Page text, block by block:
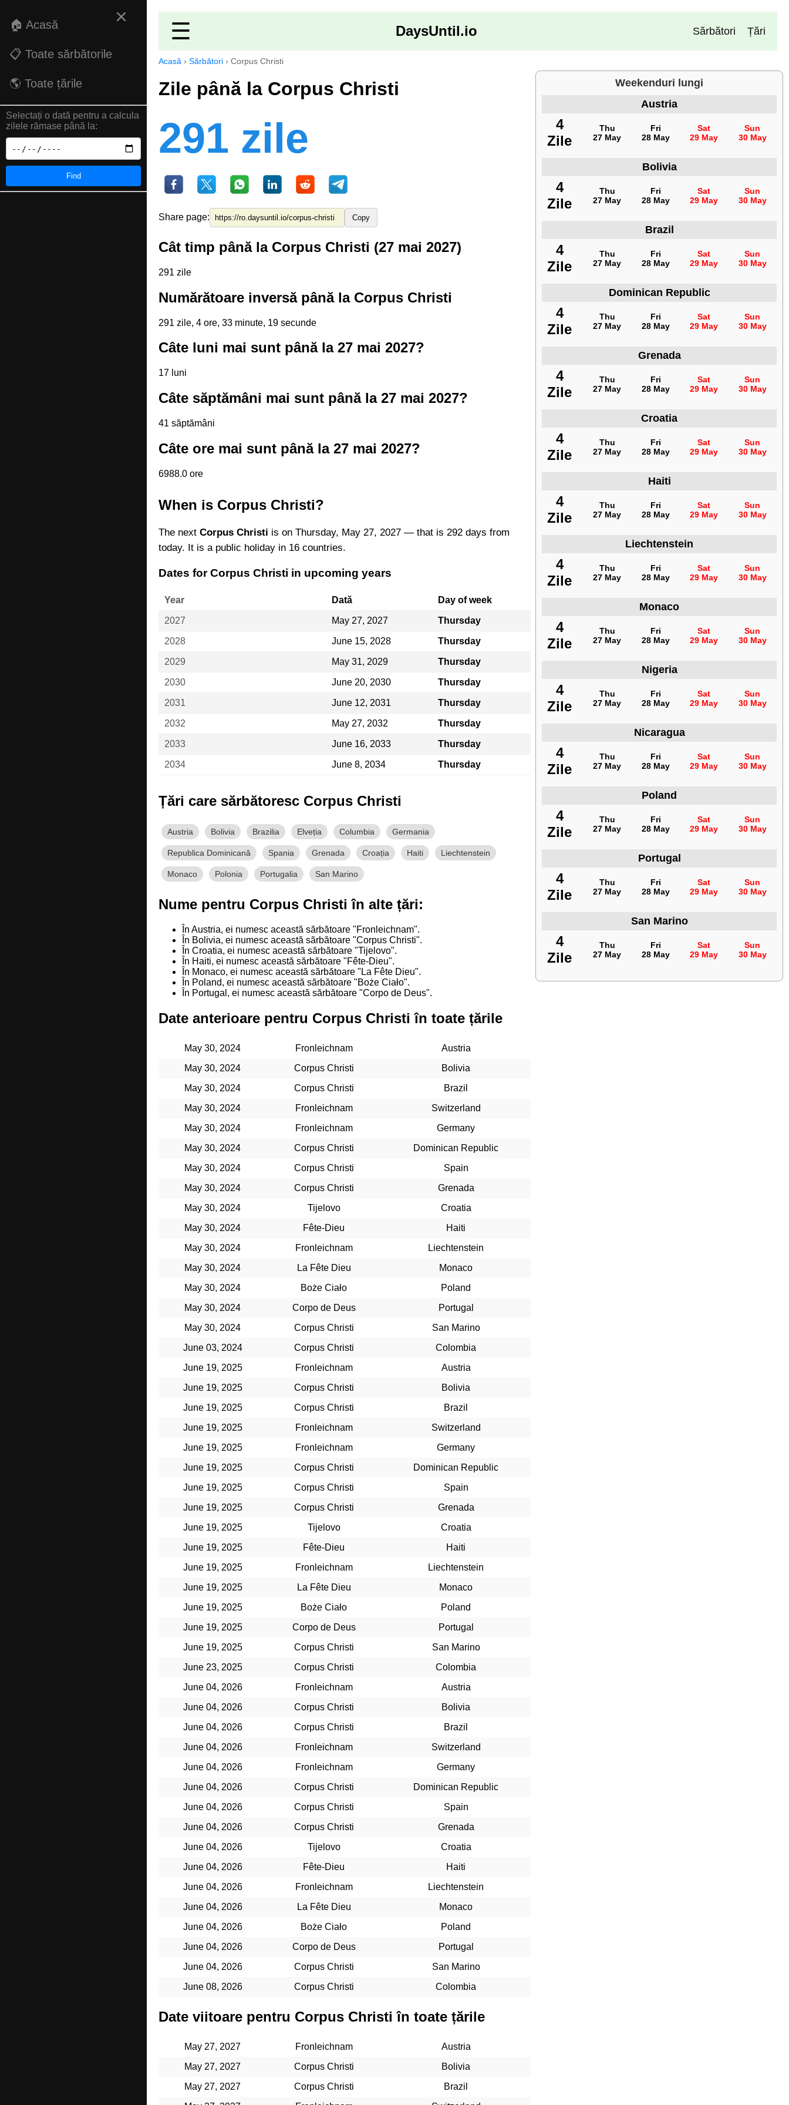
×
🏠 Acasă
📋 Toate sărbătorile
🌎 Toate țările
Selectați o dată pentru a calcula
zilele rămase până la:
Find
☰ DaysUntil.io Sărbători Țări
Acasă › Sărbători › Corpus Christi
Zile până la Corpus Christi
291 zile
Share page: Copy
Cât timp până la Corpus Christi (27 mai 2027)
291 zile
Numărătoare inversă până la Corpus Christi
291 zile, 4 ore, 33 minute, 18 secunde
Câte luni mai sunt până la 27 mai 2027?
17 luni
Câte săptămâni mai sunt până la 27 mai 2027?
41 săptămâni
Câte ore mai sunt până la 27 mai 2027?
6988.0 ore
When is Corpus Christi?
The next Corpus Christi is on Thursday, May 27, 2027 — that is 292 days from
today. It is a public holiday in 16 countries.
Dates for Corpus Christi in upcoming years
Year Dată Day of week
2027 May 27, 2027 Thursday
2028 June 15, 2028 Thursday
2029 May 31, 2029 Thursday
2030 June 20, 2030 Thursday
2031 June 12, 2031 Thursday
2032 May 27, 2032 Thursday
2033 June 16, 2033 Thursday
2034 June 8, 2034 Thursday
Țări care sărbătoresc Corpus Christi
Austria Bolivia Brazilia Elveția Columbia Germania
Republica Dominicană Spania Grenada Croația Haiti Liechtenstein
Monaco Polonia Portugalia San Marino
Nume pentru Corpus Christi în alte țări:
În Austria, ei numesc această sărbătoare "Fronleichnam".
În Bolivia, ei numesc această sărbătoare "Corpus Christi".
În Croatia, ei numesc această sărbătoare "Tijelovo".
În Haiti, ei numesc această sărbătoare "Fête-Dieu".
În Monaco, ei numesc această sărbătoare "La Fête Dieu".
În Poland, ei numesc această sărbătoare "Boże Ciało".
În Portugal, ei numesc această sărbătoare "Corpo de Deus".
Date anterioare pentru Corpus Christi în toate țările
May 30, 2024 Fronleichnam
Austria
May 30, 2024
Corpus Christi
Bolivia
May 30, 2024
Corpus Christi
Brazil
May 30, 2024
Fronleichnam
Switzerland
May 30, 2024
Fronleichnam
Germany
May 30, 2024
Corpus Christi
Dominican Republic
May 30, 2024
Corpus Christi
Spain
May 30, 2024
Corpus Christi
Grenada
May 30, 2024
Tijelovo
Croatia
May 30, 2024
Fête-Dieu
Haiti
May 30, 2024
Fronleichnam
Liechtenstein
May 30, 2024
La Fête Dieu
Monaco
May 30, 2024
Boże Ciało
Poland
May 30, 2024
Corpo de Deus
Portugal
May 30, 2024
Corpus Christi
San Marino
June 03, 2024
Corpus Christi
Colombia
June 19, 2025
Fronleichnam
Austria
June 19, 2025
Corpus Christi
Bolivia
June 19, 2025
Corpus Christi
Brazil
June 19, 2025
Fronleichnam
Switzerland
June 19, 2025
Fronleichnam
Germany
June 19, 2025
Corpus Christi
Dominican Republic
June 19, 2025
Corpus Christi
Spain
June 19, 2025
Corpus Christi
Grenada
June 19, 2025
Tijelovo
Croatia
June 19, 2025
Fête-Dieu
Haiti
June 19, 2025
Fronleichnam
Liechtenstein
June 19, 2025
La Fête Dieu
Monaco
June 19, 2025
Boże Ciało
Poland
June 19, 2025
Corpo de Deus
Portugal
June 19, 2025
Corpus Christi
San Marino
June 23, 2025
Corpus Christi
Colombia
June 04, 2026
Fronleichnam
Austria
June 04, 2026
Corpus Christi
Bolivia
June 04, 2026
Corpus Christi
Brazil
June 04, 2026
Fronleichnam
Switzerland
June 04, 2026
Fronleichnam
Germany
June 04, 2026
Corpus Christi
Dominican Republic
June 04, 2026
Corpus Christi
Spain
June 04, 2026
Corpus Christi
Grenada
June 04, 2026
Tijelovo
Croatia
June 04, 2026
Fête-Dieu
Haiti
June 04, 2026
Fronleichnam
Liechtenstein
June 04, 2026
La Fête Dieu
Monaco
June 04, 2026
Boże Ciało
Poland
June 04, 2026
Corpo de Deus
Portugal
June 04, 2026
Corpus Christi
San Marino
June 08, 2026
Corpus Christi Colombia
Date viitoare pentru Corpus Christi în toate țările
May 27, 2027 Fronleichnam
Austria
May 27, 2027
Corpus Christi
Bolivia
May 27, 2027
Corpus Christi
Brazil
Weekenduri lungi
Austria
4
Zile
Thu
27 May
Fri
28 May
Sat
29 May
Sun
30 May
Bolivia
4
Zile
Thu
27 May
Fri
28 May
Sat
29 May
Sun
30 May
Brazil
4
Zile
Thu
27 May
Fri
28 May
Sat
29 May
Sun
30 May
Dominican Republic
4
Zile
Thu
27 May
Fri
28 May
Sat
29 May
Sun
30 May
Grenada
4
Zile
Thu
27 May
Fri
28 May
Sat
29 May
Sun
30 May
Croatia
4
Zile
Thu
27 May
Fri
28 May
Sat
29 May
Sun
30 May
Haiti
4
Zile
Thu
27 May
Fri
28 May
Sat
29 May
Sun
30 May
Liechtenstein
4
Zile
Thu
27 May
Fri
28 May
Sat
29 May
Sun
30 May
Monaco
4
Zile
Thu
27 May
Fri
28 May
Sat
29 May
Sun
30 May
Nigeria
4
Zile
Thu
27 May
Fri
28 May
Sat
29 May
Sun
30 May
Nicaragua
4
Zile
Thu
27 May
Fri
28 May
Sat
29 May
Sun
30 May
Poland
4
Zile
Thu
27 May
Fri
28 May
Sat
29 May
Sun
30 May
Portugal
4
Zile
Thu
27 May
Fri
28 May
Sat
29 May
Sun
30 May
San Marino
4
Zile
Thu
27 May
Fri
28 May
Sat
29 May
Sun
30 May